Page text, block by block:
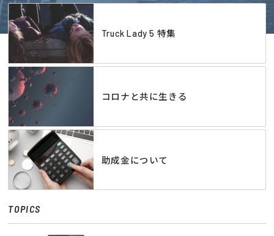
Truck Lady 5 特集
コロナと共に生きる
助成金について
TOPICS